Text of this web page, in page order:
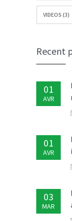
VIDEOS (3)
Recent
01
AVR
01
AVR
03
MAR